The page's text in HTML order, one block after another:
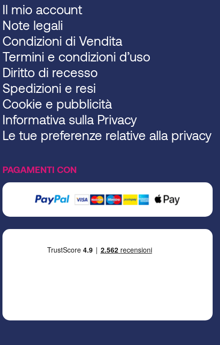
Il mio account
Note legali
Condizioni di Vendita
Termini e condizioni d’uso
Diritto di recesso
Spedizioni e resi
Cookie e pubblicità
Informativa sulla Privacy
Le tue preferenze relative alla privacy
PAGAMENTI CON